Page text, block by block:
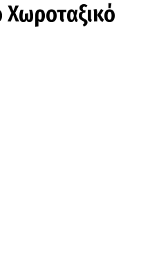
Χωροταξικό